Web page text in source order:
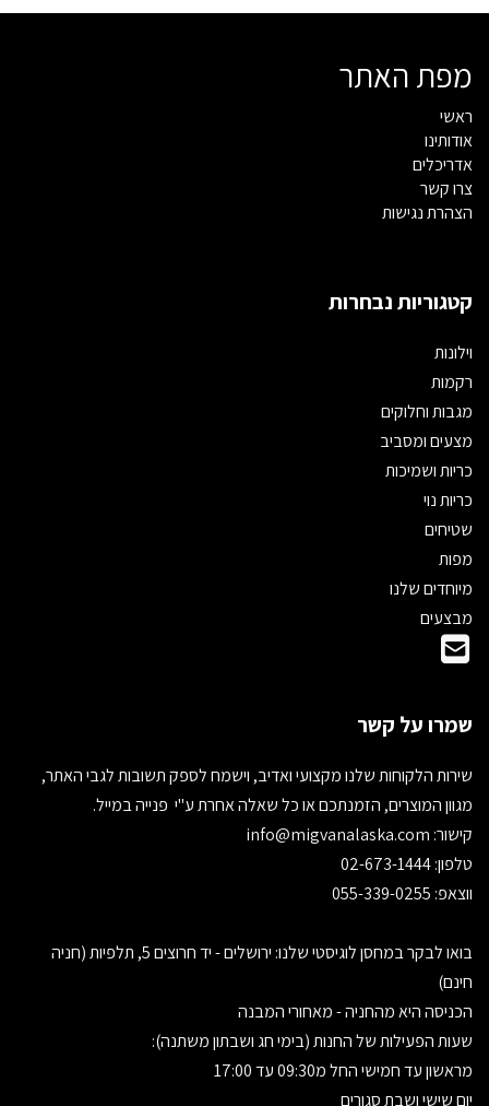
מפת האתר
ראשי
אודותינו
אדריכלים
צרו קשר
הצהרת נגישות
קטגוריות נבחרות
וילונות
רקמות
מגבות וחלוקים
מצעים ומסביב
כריות ושמיכות
כריות נוי
שטיחים
מפות
מיוחדים שלנו
מבצעים
שמרו על קשר
שירות הלקוחות שלנו מקצועי ואדיב, וישמח לספק תשובות לגבי האתר,
מגוון המוצרים, הזמנתכם או כל שאלה אחרת ע"י פנייה במייל.
קישור:
טלפון: 02-673-1444
ווצאפ: 055-339-0255
בואו לבקר במחסן לוגיסטי שלנו: ירושלים - יד חרוצים 5, תלפיות (חניה
חינם)
הכניסה היא מהחניה - מאחורי המבנה
שעות הפעילות של החנות (בימי חג ושבתון משתנה):
מראשון עד חמישי החל מ09:30 עד 17:00
יום שישי ושבת סגורים